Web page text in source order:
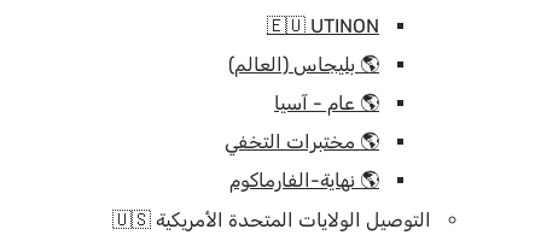
🇪🇺 UTINON
🌎 بليجاس (العالم)
🌎 عام - آسيا
🌎 مختبرات التخفي
🌎 نهاية-الفارماكوم
التوصيل الولايات المتحدة الأمريكية 🇺🇸